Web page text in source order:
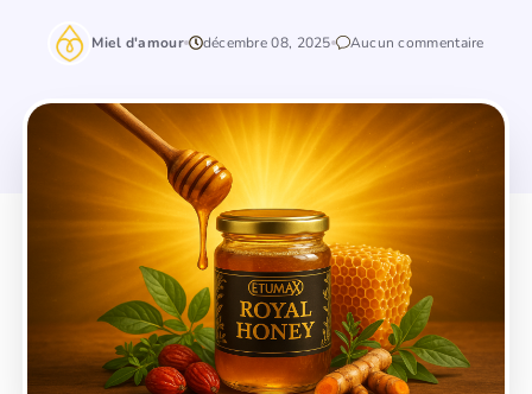
Miel d'amour décembre 08, 2025 Aucun commentaire